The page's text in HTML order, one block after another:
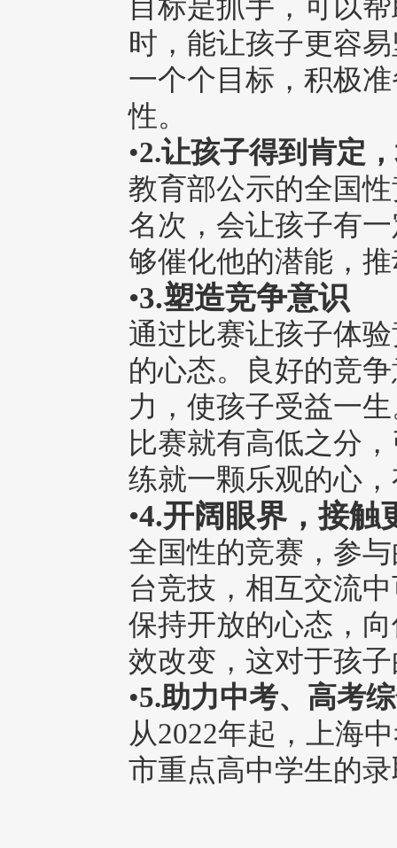
目标是抓手，可以
时，能让孩子更容
一个个目标，积极
性。
•2.让孩子得到肯定
教育部公示的全国
名次，会让孩子有
够催化他的潜能，
•3.塑造竞争意识
通过比赛让孩子体
的心态。良好的竞
力，使孩子受益一
比赛就有高低之分
练就一颗乐观的心
•4.开阔眼界，接触
全国性的竞赛，参
台竞技，相互交流
保持开放的心态，
效改变，这对于孩
•5.助力中考、高考
从2022年起，上海
市重点高中学生的